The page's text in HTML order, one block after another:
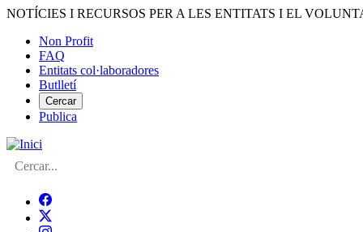
Vés
contingut
NOTÍCIES I RECURSOS PER A LES ENTITATS I EL
Menú
del
compte
d'usuari
Non Profit
FAQ
Entitats col·laboradores
Butlletí
Cercar
Publica
Cerca